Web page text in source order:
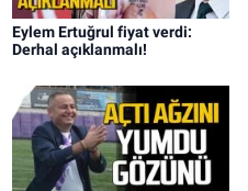
Eylem Ertuğrul fiyat verdi:
Derhal açıklanmalı!